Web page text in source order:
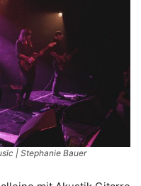
| Stephanie Bauer